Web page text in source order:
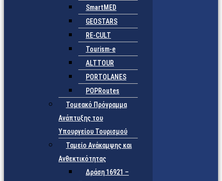
SmartMED
GEOSTARS
RE-CULT
Tourism-e
ALTTOUR
PORTOLANES
POPRoutes
Τομεακό Πρόγραμμα
Ανάπτυξης του
Υπουργείου Τουρισμού
Ταμείο Ανάκαμψης και
Ανθεκτικότητας
Δράση 16921 –